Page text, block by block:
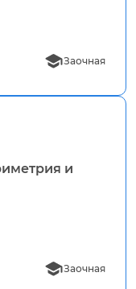
Заочная
и
Заочная